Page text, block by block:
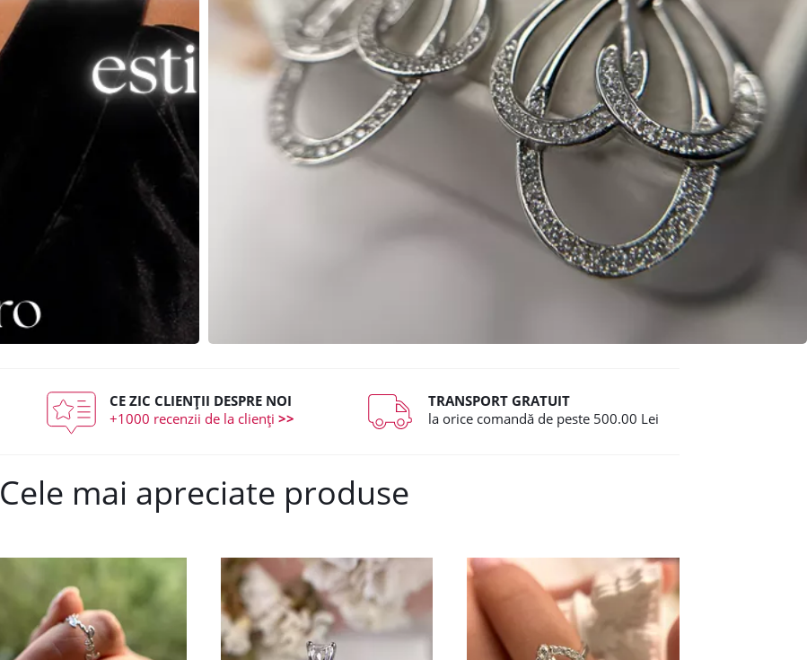
CE ZIC CLIENȚII DESPRE NOI
+1000 recenzii de la clienți>>
TRANSPORT GRATUIT
la orice comandă de peste 500.00 Lei
Cele mai apreciate produse